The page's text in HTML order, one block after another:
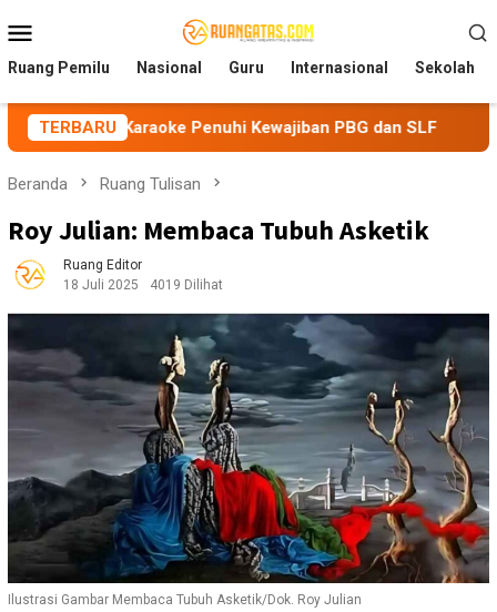
ke
kontenMobile
Ruang Pemilu Nasional Guru Internasional Sekolah
TERBARU
Penuhi Kewajiban PBG dan SLF BEM Nusantara
Beranda Ruang Tulisan
Roy Julian: Membaca Tubuh Asketik
Ruang Editor
18 Juli 2025
4019 Dilihat
Ilustrasi Gambar Membaca Tubuh Asketik/Dok. Roy Julian